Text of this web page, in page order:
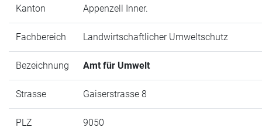
Kanton Appenzell Inner.
Fachbereich Landwirtschaftlicher Umweltschutz
Bezeichnung Amt für Umwelt
Strasse Gaiserstrasse 8
PLZ 9050